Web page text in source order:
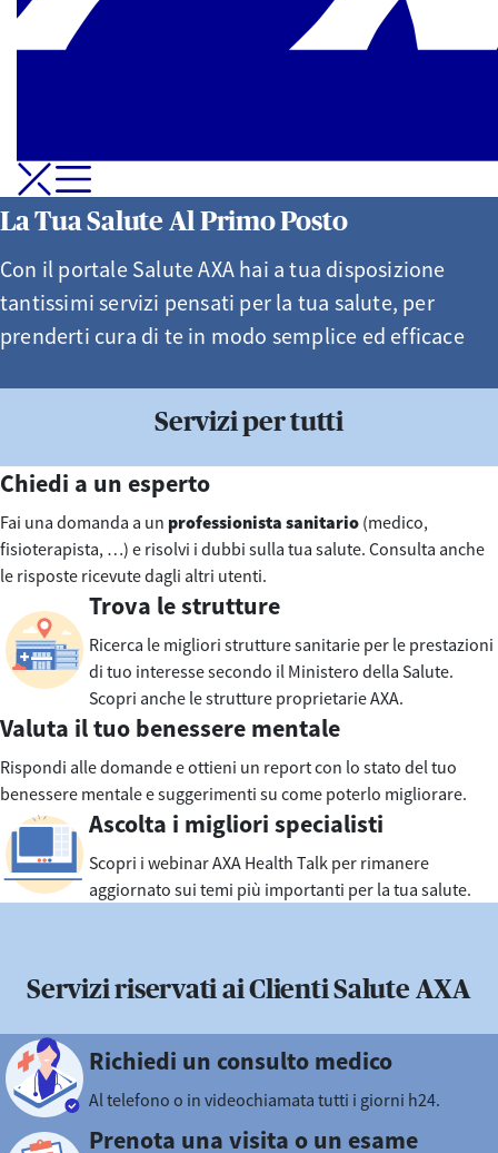
Apri-Chiudi Menu di navigazione
La Tua Salute Al Primo Posto
Con il portale Salute AXA hai a tua disposizione
tantissimi servizi pensati per la tua salute, per
prenderti cura di te in modo semplice ed efficace
Servizi per tutti
Chiedi a un esperto
Fai una domanda a un professionista sanitario (medico,
fisioterapista, …) e risolvi i dubbi sulla tua salute. Consulta anche
le risposte ricevute dagli altri utenti.
Trova le strutture
Ricerca le migliori strutture sanitarie per le prestazioni
di tuo interesse secondo il Ministero della Salute.
Scopri anche le strutture proprietarie AXA.
Valuta il tuo benessere mentale
Rispondi alle domande e ottieni un report con lo stato del tuo
benessere mentale e suggerimenti su come poterlo migliorare.
Ascolta i migliori specialisti
Scopri i webinar AXA Health Talk per rimanere
aggiornato sui temi più importanti per la tua salute.
Servizi riservati ai Clienti Salute AXA
Richiedi un consulto medico
Al telefono o in videochiamata tutti i giorni h24.
Prenota una visita o un esame